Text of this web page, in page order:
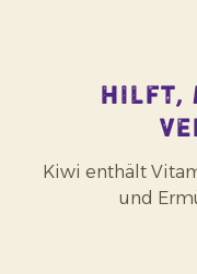
Hilft,
Kiwi enthält
und